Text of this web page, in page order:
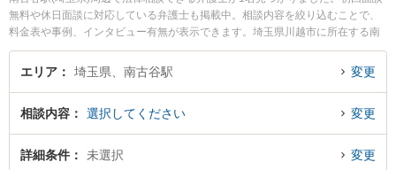
無料や休日面談に対応している弁護士も掲載中。相談内容を絞り込むことで、
料金表や事例、インタビュー有無が表示できます。埼玉県川越市に所在する南
古谷駅は特に南古谷法律事務所の遠藤 浩紀弁護士のプロフィール情報や弁護士
費用、強みなどが注目されています。『国際離婚のトラブルを勤務先から通い
国際離婚を法律相談できる南古谷駅付近の弁護士に面談予約したい』などでお
困りの相談者さんにおすすめです。
エリア 埼玉県、南古谷駅 変更
相談内容 選択してください 変更
詳細条件 未選択 変更